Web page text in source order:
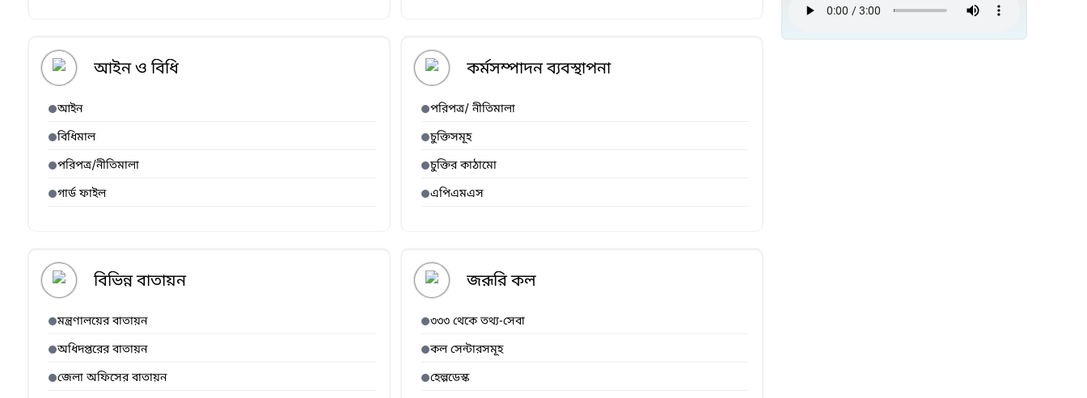
আইন ও বিধি
আইন
বিধিমাল
পরিপত্র/নীতিমালা
গার্ড ফাইল
কর্মসম্পাদন ব্যবস্থাপনা
পরিপত্র/ নীতিমালা
চুক্তিসমূহ
চুক্তির কাঠামো
এপিএমএস
বিভিন্ন বাতায়ন
মন্ত্রণালয়ের বাতায়ন
অধিদপ্তরের বাতায়ন
জেলা অফিসের বাতায়ন
জরূরি কল
৩৩৩ থেকে তথ্য-সেবা
কল সেন্টারসমূহ
হেল্পডেস্ক